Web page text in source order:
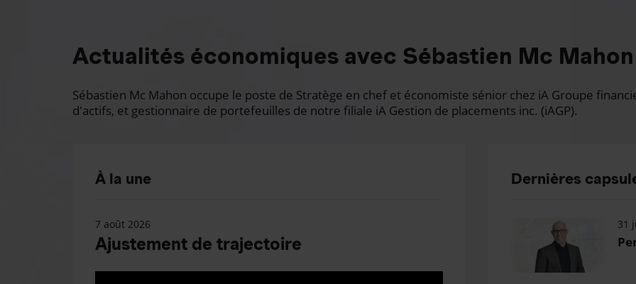
Actualités économiques avec Sébastien Mc Mahon
Sébastien Mc Mahon occupe le poste de Stratège en chef et économiste sénior chez iA Groupe
d'actifs, et gestionnaire de portefeuilles de notre filiale iA Gestion de placements inc. (iAGP).
À la une
7 août 2026
Ajustement de trajectoire
Dernières
31